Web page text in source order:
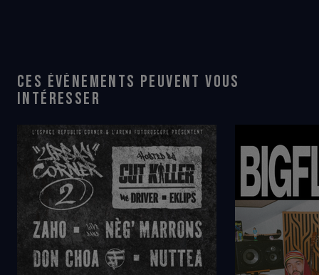
CES ÉVÉNEMENTS PEUVENT VOUS
INTÉRESSER